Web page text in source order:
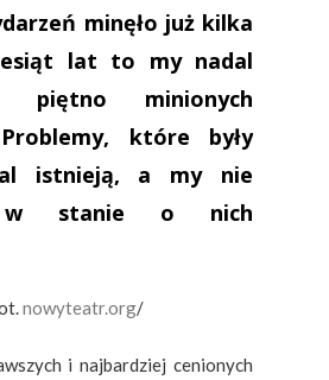
minęło już kilka
lat to my nadal
piętno minionych
które były
istnieją, a my nie
w stanie o nich
nowyteatr.org/
i najbardziej cenionych